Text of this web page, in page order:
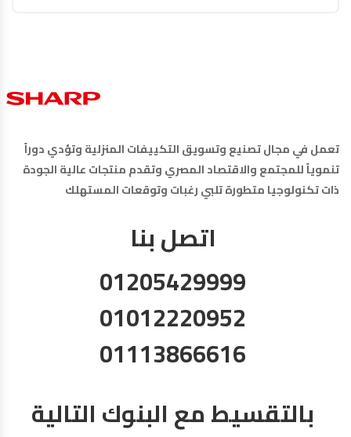
تعمل في مجال تصنيع وتسويق التكييفات المنزلية وتؤدي دوراً
تنموياً للمجتمع والاقتصاد المصري وتقدم منتجات عالية الجودة
ذات تكنولوجيا متطورة تلبي رغبات وتوقعات المستهلك
اتصل بنا
01205429999
01012220952
01113866616
بالتقسيط مع البنوك التالية